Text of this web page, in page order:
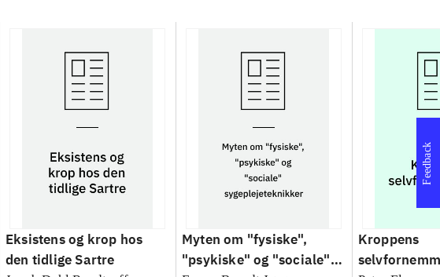
Eksistens og krop hos
den tidlige Sartre
Myten om "fysiske",
"psykiske" og "sociale"
Kroppens
Feedback